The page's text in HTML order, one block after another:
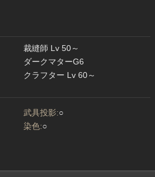
裁縫師 Lv 50～
ダークマターG6
クラフター Lv 60～
武具投影:○
染色:○